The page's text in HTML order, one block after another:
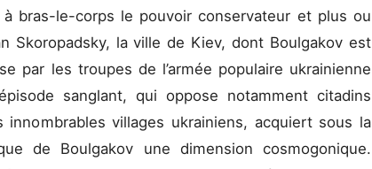
bras-le-corps le pouvoir conservateur et plus ou
Skoropadsky, la ville de Kiev, dont Boulgakov est
par les troupes de l’armée populaire ukrainienne
sanglant, qui oppose notamment citadins
villages ukrainiens, acquiert sous la
de Boulgakov une dimension cosmogonique.